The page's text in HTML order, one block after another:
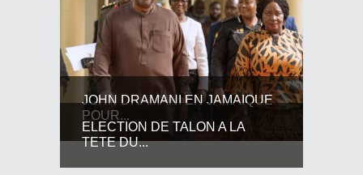
JOHN DRAMANI EN JAMAIQUE
POUR...
ELECTION DE TALON A LA
TETE DU...